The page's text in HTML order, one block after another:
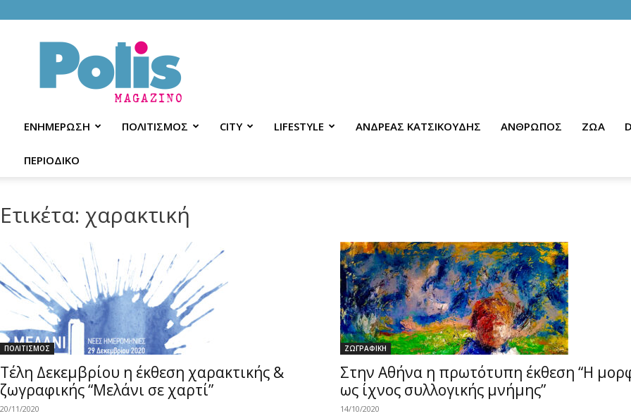
Polis
Magazino
ΕΝΗΜΕΡΩΣΗ ΠΟΛΙΤΙΣΜΟΣ CITY LIFESTYLE ΑΝΔΡΕΑΣ ΚΑΤΣΙΚΟΥΔΗΣ ΑΝΘΡΩΠΟΣ ΖΩΑ
ΠΕΡΙΟΔΙΚΟ
Ετικέτα: χαρακτική
ΠΟΛΙΤΙΣΜΟΣ
Τέλη Δεκεμβρίου η έκθεση χαρακτικής &
ζωγραφικής “Μελάνι σε χαρτί”
20/11/2020
ΖΩΓΡΑΦΙΚΗ
Στην Αθήνα η πρωτότυπη έκθεση “Η
ως ίχνος συλλογικής μνήμης”
14/10/2020